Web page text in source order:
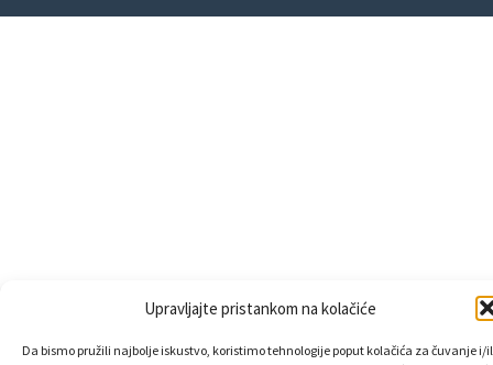
Upravljajte pristankom na kolačiće
Da bismo pružili najbolje iskustvo, koristimo tehnologije poput kolačića za čuvanje i/